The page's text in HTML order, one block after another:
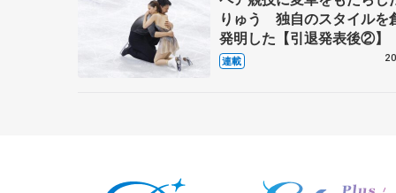
りゅう 独自のスタイルを
発明した【引退発表後②】
連載